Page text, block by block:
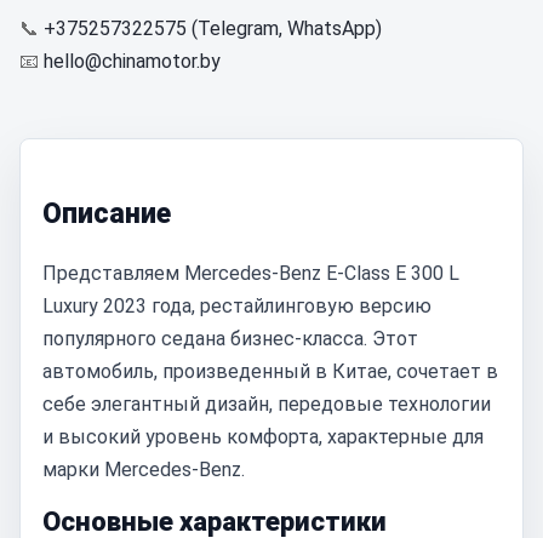
📞 +375257322575 (Telegram, WhatsApp)
📧 hello@chinamotor.by
Описание
Представляем Mercedes-Benz E-Class E 300 L
Luxury 2023 года, рестайлинговую версию
популярного седана бизнес-класса. Этот
автомобиль, произведенный в Китае, сочетает в
себе элегантный дизайн, передовые технологии
и высокий уровень комфорта, характерные для
марки Mercedes-Benz.
Основные характеристики